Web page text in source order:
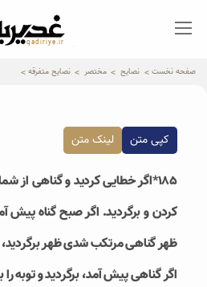
qadiriye.ir
نشریه ی غدیریه-بیانات
صفحه نخست نصایح مختصر نصایح متفرقه
کپی متن لینک متن
۱۸۵*اگر خطایی کردید و گناهی از
کردن و برگردید. اگر صبح گناه پیش
ظهر گناهی مرتکب شدی ظهر
اگر گناهی پیش آمد، برگردید و توبه